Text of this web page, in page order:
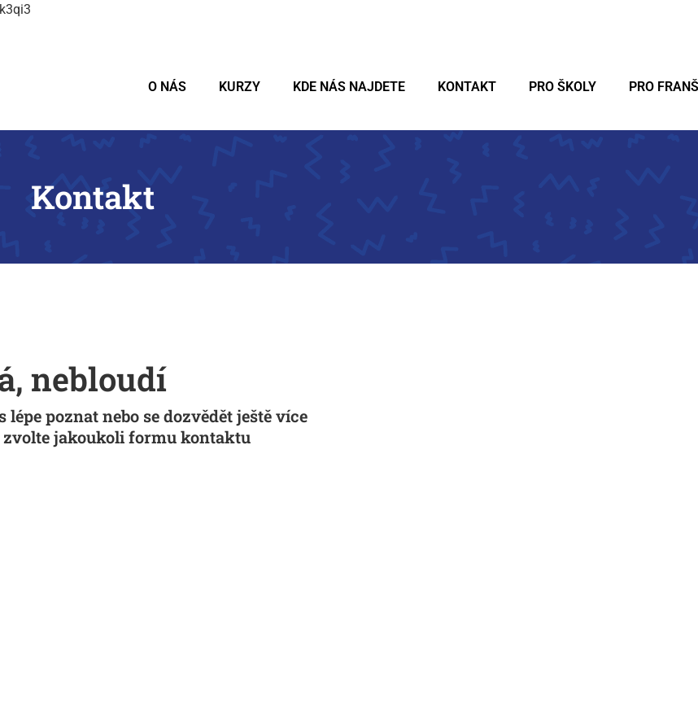
O NÁS KURZY KDE NÁS NAJDETE KONTAKT PRO ŠKOLY PRO
Kontakt
nebloudí
poznat nebo se dozvědět ještě více
jakoukoli formu kontaktu